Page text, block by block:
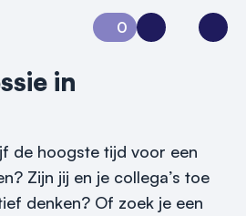
0
Aanvraag 0Inloggen
in
de hoogste tijd voor een
Zijn jij en je collega’s toe
denken? Of zoek je een